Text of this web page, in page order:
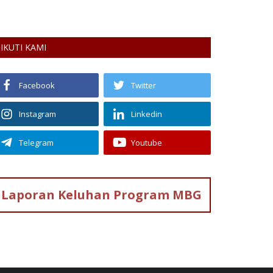
IKUTI KAMI
Facebook Twitter
Instagram Linkedin
Telegram Youtube
Laporan Keluhan Program MBG